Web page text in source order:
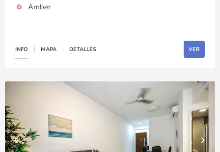
Amber
INFO MAPA DETALLES VER